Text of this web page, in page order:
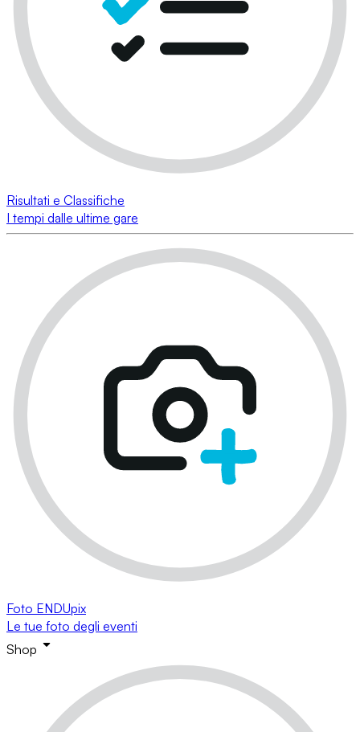
Risultati e Classifiche
I tempi dalle ultime gare
Foto ENDUpix
Le tue foto degli eventi
Shop